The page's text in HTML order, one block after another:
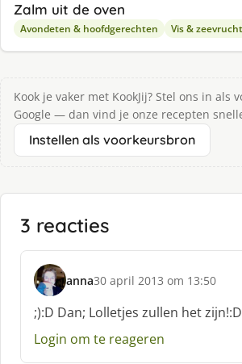
Zalm uit de oven
Avondeten & hoofdgerechten Vis &
Kook je vaker met KookJij? Stel ons in als
Google — dan vind je onze recepten
Instellen als voorkeursbron
3 reacties
anna
s
c
h
r
30 april 2013 om 13:50
;):D Dan; Lolletjes zullen het
Login om te reageren